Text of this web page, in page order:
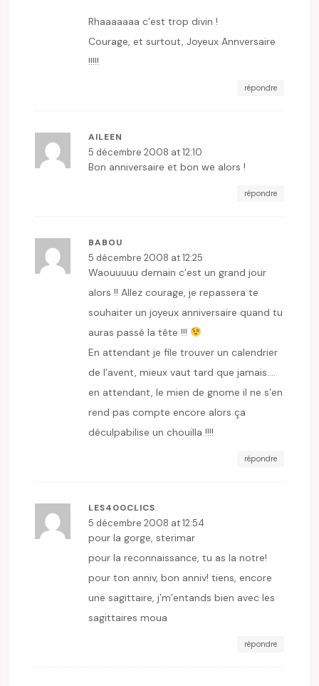
Rhaaaaaaa c’est trop divin !
Courage, et surtout, Joyeux Annversaire
!!!!!
répondre
AILEEN
5 décembre 2008 at 12:10
Bon anniversaire et bon we alors !
répondre
BABOU
5 décembre 2008 at 12:25
Waouuuuu demain c’est un grand jour
alors !! Allez courage, je repassera te
souhaiter un joyeux anniversaire quand tu
auras passé la tête !!!
En attendant je file trouver un calendrier
de l’avent, mieux vaut tard que jamais….
en attendant, le mien de gnome il ne s’en
rend pas compte encore alors ça
déculpabilise un chouilla !!!!
répondre
LES400CLICS
5 décembre 2008 at 12:54
pour la gorge, sterimar
pour la reconnaissance, tu as la notre!
pour ton anniv, bon anniv! tiens, encore
une sagittaire, j’m’entands bien avec les
sagittaires moua
répondre